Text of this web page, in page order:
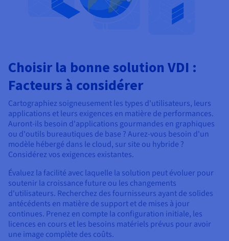
Choisir la bonne solution VDI :
Facteurs à considérer
Cartographiez soigneusement les types d'utilisateurs, leurs
applications et leurs exigences en matière de performances.
Auront-ils besoin d'applications gourmandes en graphiques
ou d'outils bureautiques de base ? Aurez-vous besoin d'un
modèle hébergé dans le cloud, sur site ou hybride ?
Considérez vos exigences existantes.
Évaluez la facilité avec laquelle la solution peut évoluer pour
soutenir la croissance future ou les changements
d'utilisateurs. Recherchez des fournisseurs ayant de solides
antécédents en matière de support et de mises à jour
continues. Prenez en compte la configuration initiale, les
licences en cours et les besoins matériels prévus pour avoir
une image complète des coûts.